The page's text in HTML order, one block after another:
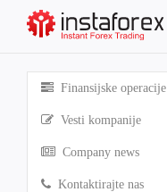
Finansijske operacije
Vesti kompanije
Company news
Kontaktirajte nas